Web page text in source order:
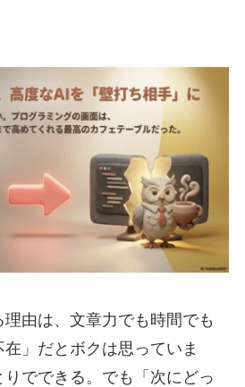
由は、文章力でも時間でも
」だとボクは思っていま
でできる。でも「次にどっ